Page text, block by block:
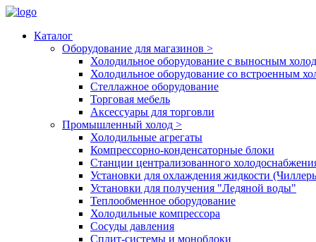
Каталог
Оборудование для магазинов >
Холодильное оборудование с выносным
Холодильное оборудование со встроенным
Стеллажное оборудование
Торговая мебель
Аксессуары для торговли
Промышленный холод >
Холодильные агрегаты
Компрессорно-конденсаторные блоки
Станции централизованного
Установки для охлаждения жидкости
Установки для получения "Ледяной воды"
Теплообменное оборудование
Холодильные компрессора
Сосуды давления
Cплит-системы и моноблоки